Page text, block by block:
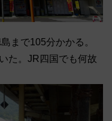
まで105分かかる。
た。JR四国でも何故